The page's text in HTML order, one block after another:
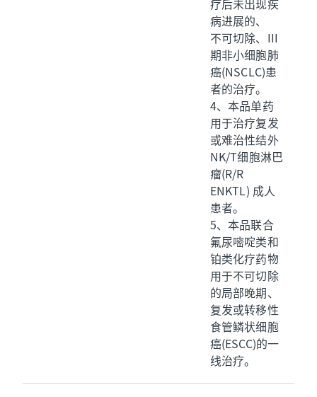
疗后未出现疾
病进展的、
不可切除、III
期非小细胞肺
癌(NSCLC)患
者的治疗。
4、本品单药
用于治疗复发
或难治性结外
NK/T细胞淋巴
瘤(R/R
ENKTL) 成人
患者。
5、本品联合
氟尿嘧啶类和
铂类化疗药物
用于不可切除
的局部晚期、
复发或转移性
食管鳞状细胞
癌(ESCC)的一
线治疗。